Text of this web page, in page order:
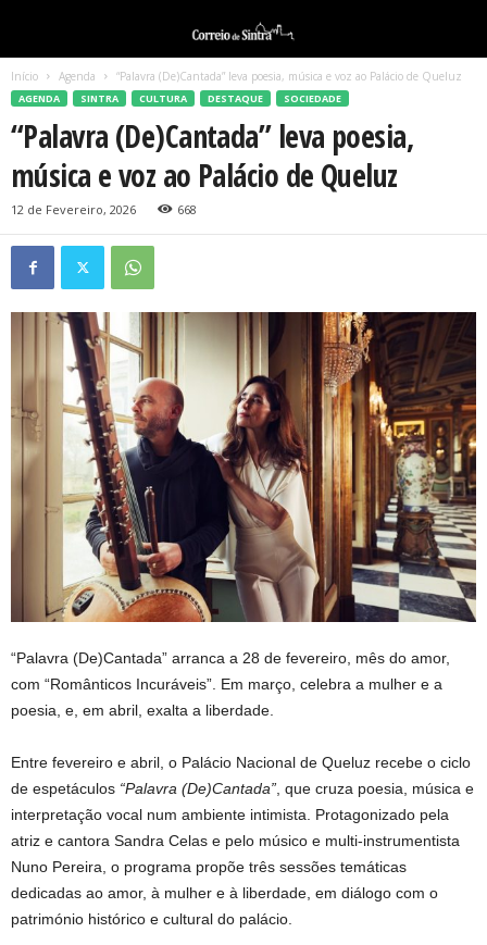
Início Agenda “Palavra (De)Cantada” leva poesia, música e voz ao Palácio de Queluz
AGENDA SINTRA CULTURA DESTAQUE SOCIEDADE
“Palavra (De)Cantada” leva poesia,
música e voz ao Palácio de Queluz
12 de Fevereiro, 2026 668
“Palavra (De)Cantada” arranca a 28 de fevereiro, mês do amor,
com “Românticos Incuráveis”. Em março, celebra a mulher e a
poesia, e, em abril, exalta a liberdade.
Entre fevereiro e abril, o Palácio Nacional de Queluz recebe o ciclo
de espetáculos “Palavra (De)Cantada”, que cruza poesia, música e
interpretação vocal num ambiente intimista. Protagonizado pela
atriz e cantora Sandra Celas e pelo músico e multi-instrumentista
Nuno Pereira, o programa propõe três sessões temáticas
dedicadas ao amor, à mulher e à liberdade, em diálogo com o
património histórico e cultural do palácio.